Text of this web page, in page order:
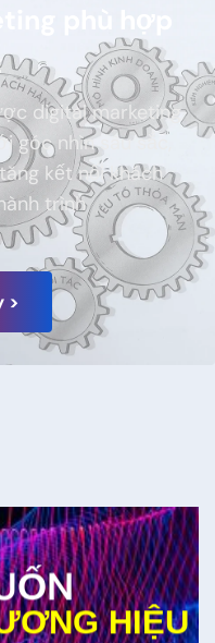
phù hợp
digital marketing
góc nhìn sâu sắc,
kết nối khách
trình
>
HIỆU